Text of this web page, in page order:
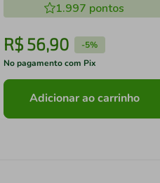
1.997 pontos
R$ 56,90 -5%
No pagamento com Pix
Adicionar ao carrinho